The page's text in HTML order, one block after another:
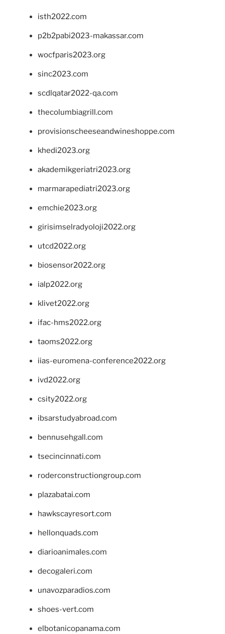
isth2022.com
p2b2pabi2023-makassar.com
wocfparis2023.org
sinc2023.com
scdlqatar2022-qa.com
thecolumbiagrill.com
provisionscheeseandwineshoppe.com
khedi2023.org
akademikgeriatri2023.org
marmarapediatri2023.org
emchie2023.org
girisimselradyoloji2022.org
utcd2022.org
biosensor2022.org
ialp2022.org
klivet2022.org
ifac-hms2022.org
taoms2022.org
iias-euromena-conference2022.org
ivd2022.org
csity2022.org
ibsarstudyabroad.com
bennusehgall.com
tsecincinnati.com
roderconstructiongroup.com
plazabatai.com
hawkscayresort.com
hellonquads.com
diarioanimales.com
decogaleri.com
unavozparadios.com
shoes-vert.com
elbotanicopanama.com